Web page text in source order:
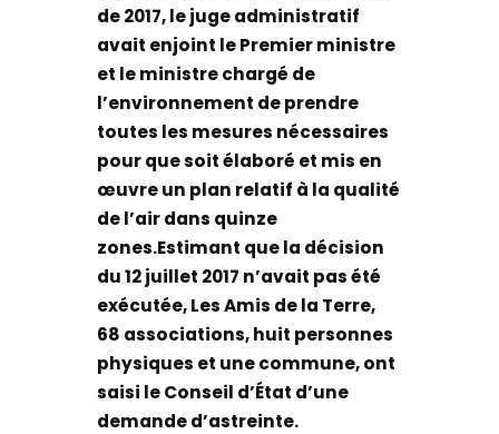
de 2017, le juge administratif
avait enjoint le Premier ministre
et le ministre chargé de
l’environnement de prendre
toutes les mesures nécessaires
pour que soit élaboré et mis en
œuvre un plan relatif à la qualité
de l’air dans quinze
zones.Estimant que la décision
du 12 juillet 2017 n’avait pas été
exécutée, Les Amis de la Terre,
68 associations, huit personnes
physiques et une commune, ont
saisi le Conseil d’État d’une
demande d’astreinte.